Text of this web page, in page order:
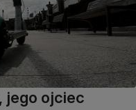
jego ojciec